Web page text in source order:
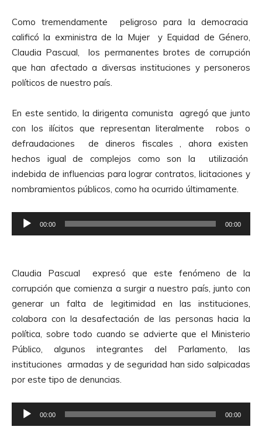
Como tremendamente peligroso para la democracia
calificó la exministra de la Mujer y Equidad de Género,
Claudia Pascual, los permanentes brotes de corrupción
que han afectado a diversas instituciones y personeros
políticos de nuestro país.
En este sentido, la dirigenta comunista agregó que junto
con los ilícitos que representan literalmente robos o
defraudaciones de dineros fiscales , ahora existen
hechos igual de complejos como son la utilización
indebida de influencias para lograr contratos, licitaciones y
nombramientos públicos, como ha ocurrido últimamente.
e
o
d
u
c
t
o
r
d
e
00:00 00:00
Claudia Pascual expresó que este fenómeno de la
corrupción que comienza a surgir a nuestro país, junto con
generar un falta de legitimidad en las instituciones,
colabora con la desafectación de las personas hacia la
política, sobre todo cuando se advierte que el Ministerio
Público, algunos integrantes del Parlamento, las
instituciones armadas y de seguridad han sido salpicadas
por este tipo de denuncias.
e
00:00 00:00